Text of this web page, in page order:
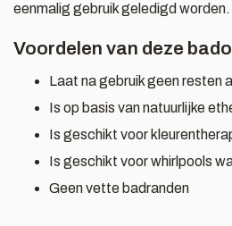
eenmalig gebruik geledigd worden.
Voordelen van deze
Laat na gebruik geen resten
Is op basis van natuurlijke
Is geschikt voor
Is geschikt voor whirlpools
Geen vette badranden